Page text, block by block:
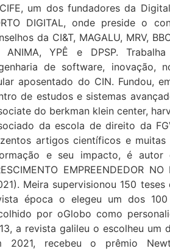
um dos fundadores da
DIGITAL, onde preside o
da CI&T, MAGALU, MRV,
ANIMA, YPÊ e DPSP.
de software, inovação,
aposentado do CIN. Fundou,
de estudos e sistemas
do berkman klein center,
da escola de direito da
artigos científicos e
e seu impacto, é autor
EMPREENDEDOR
Meira supervisionou 150
época o elegeu um dos
por oGlobo como
a revista galileu o escolheu um
2021, recebeu o prêmio